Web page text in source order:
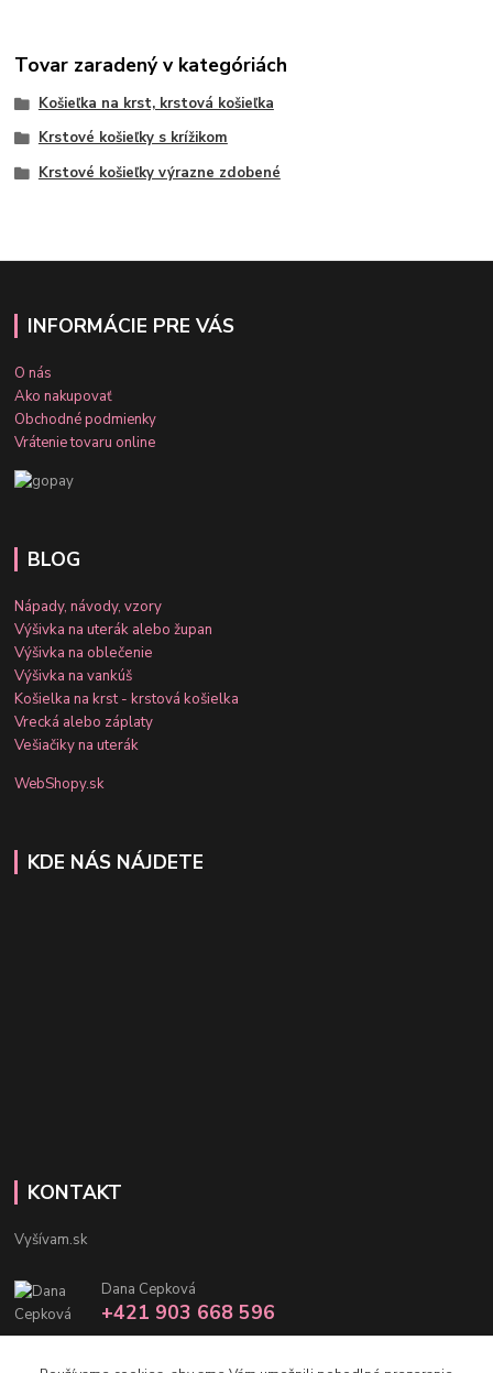
Tovar zaradený v kategóriách
Košieľka na krst, krstová košieľka
Krstové košieľky s krížikom
Krstové košieľky výrazne zdobené
INFORMÁCIE PRE VÁS
O nás
Ako nakupovať
Obchodné podmienky
Vrátenie tovaru online
BLOG
Nápady, návody, vzory
Výšivka na uterák alebo župan
Výšivka na oblečenie
Výšivka na vankúš
Košielka na krst - krstová košielka
Vrecká alebo záplaty
Vešiačiky na uterák
WebShopy.sk
KDE NÁS NÁJDETE
KONTAKT
Vyšívam.sk
Dana Cepková
+421 903 668 596